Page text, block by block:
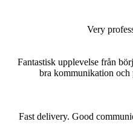
Very
Fantastisk upplevelse från
bra kommunikation
Fast delivery. Good